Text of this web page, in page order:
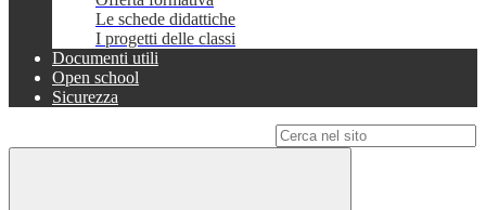
Le schede didattiche
I progetti delle classi
Documenti utili
Open school
Sicurezza